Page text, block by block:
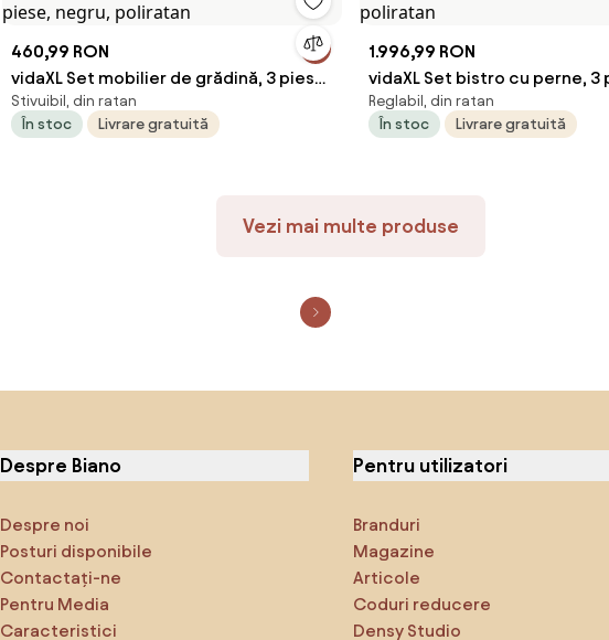
460,99 RON
vidaXL Set mobilier de grădină, 3 piese,
negru, poliratan
Stivuibil, din ratan
În stoc
Livrare gratuită
1.996,99 RON
vidaXL Set bistro cu perne, 3
poliratan
Reglabil, din ratan
În stoc
Livrare gratuită
Vezi mai multe produse
Despre Biano
Despre noi
Posturi disponibile
Contactați-ne
Pentru Media
Caracteristici
Pentru utilizatori
Branduri
Magazine
Articole
Coduri reducere
Densy Studio